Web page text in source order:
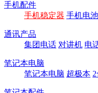
手机配件
手机稳定器 手机电池
通讯产品
集团电话 对讲机 电
笔记本电脑
笔记本电脑 超极本